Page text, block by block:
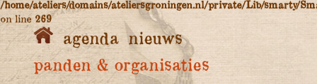
/home/ateliers/domains/ateliersgroningen.nl/private/Lib/smarty/
on line 269
agenda
nieuws
panden & organisaties